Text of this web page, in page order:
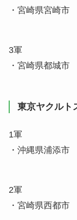
・宮崎県宮崎市
3軍
・宮崎県都城
東京ヤクルト
1軍
・沖縄県浦添市
2軍
・宮崎県西都